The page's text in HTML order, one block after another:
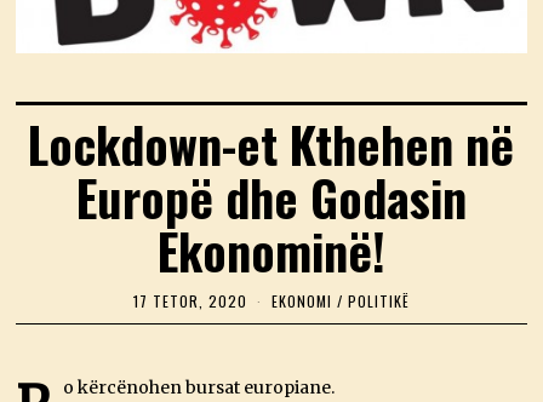
Lockdown-et Kthehen në
Europë dhe Godasin
Ekonominë!
17 TETOR, 2020
7
O
EKONOMI / POLITIKË
o kërcënohen bursat europiane.